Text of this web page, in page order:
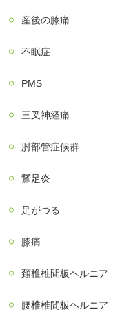
産後の膝痛
不眠症
PMS
三叉神経痛
肘部管症候群
鵞足炎
足がつる
膝痛
頚椎椎間板ヘルニア
腰椎椎間板ヘルニア